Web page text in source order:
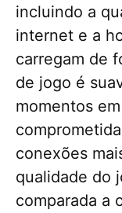
incluindo a
internet e a
carregam de
de jogo é
momentos
conexões
qualidade do
comparada a